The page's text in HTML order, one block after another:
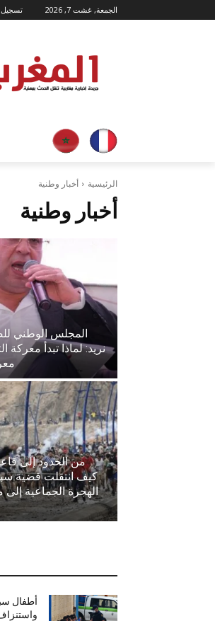
الجمعة, غشت 7, 2026 تسجيل
الرئيسية أخبار وطنية
أخبار وطنية
المجلس الوطني
نريد: لماذا تبدأ معركة
من الحدود إلى
كيف انتقلت قضية
الهجرة الجماعية
أطفال